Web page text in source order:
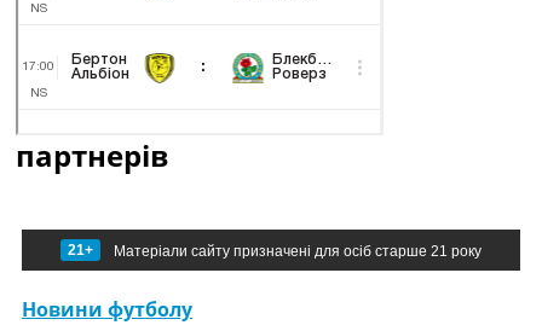
партнерів
21+ Матеріали сайту призначені для осіб старше 21 року
Новини футболу